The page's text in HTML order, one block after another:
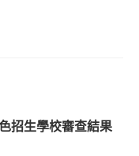
招生學校審查結果